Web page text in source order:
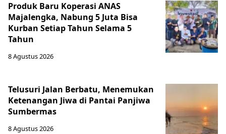
Produk Baru Koperasi ANAS
Majalengka, Nabung 5 Juta Bisa
Kurban Setiap Tahun Selama 5
Tahun
8 Agustus 2026
Telusuri Jalan Berbatu, Menemukan
Ketenangan Jiwa di Pantai Panjiwa
Sumbermas
8 Agustus 2026